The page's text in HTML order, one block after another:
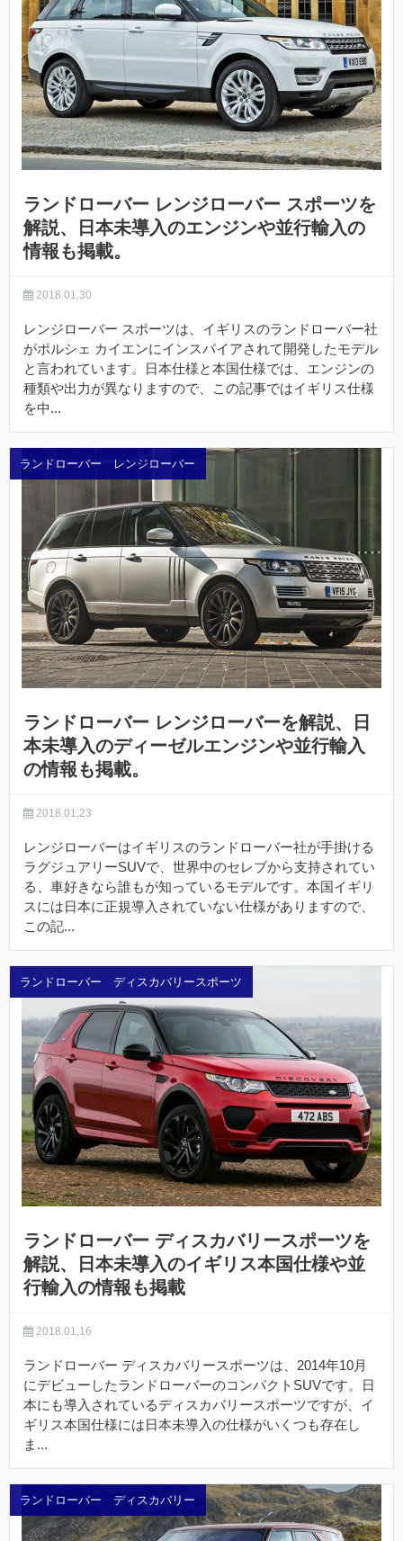
ランドローバー レンジローバー スポーツを
解説、日本未導入のエンジンや並行輸入の
情報も掲載。
2018.01.30
レンジローバー スポーツは、イギリスのランドローバー社
がポルシェ カイエンにインスパイアされて開発したモデル
と言われています。日本仕様と本国仕様では、エンジンの
種類や出力が異なりますので、この記事ではイギリス仕様
を中...
ランドローバー レンジローバー
ランドローバー レンジローバーを解説、日
本未導入のディーゼルエンジンや並行輸入
の情報も掲載。
2018.01.23
レンジローバーはイギリスのランドローバー社が手掛ける
ラグジュアリーSUVで、世界中のセレブから支持されてい
る、車好きなら誰もが知っているモデルです。本国イギリ
スには日本に正規導入されていない仕様がありますので、
この記...
ランドローバー ディスカバリースポーツ
ランドローバー ディスカバリースポーツを
解説、日本未導入のイギリス本国仕様や並
行輸入の情報も掲載
2018.01.16
ランドローバー ディスカバリースポーツは、2014年10月
にデビューしたランドローバーのコンパクトSUVです。日
本にも導入されているディスカバリースポーツですが、イ
ギリス本国仕様には日本未導入の仕様がいくつも存在し
ま...
ランドローバー ディスカバリー